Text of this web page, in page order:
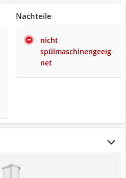
Nachteile
nicht
spülmaschinengeeig
net